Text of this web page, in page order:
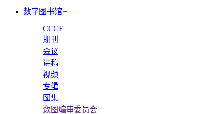
数字图书馆+
CCCF
期刊
会议
讲稿
视频
专辑
图集
数图编审委员会